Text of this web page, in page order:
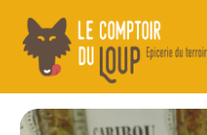
Les produits/Épicerie
50gr